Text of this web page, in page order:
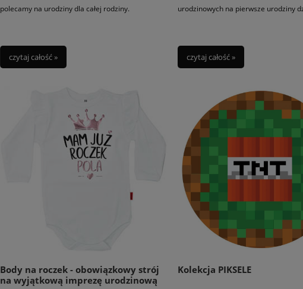
polecamy na urodziny dla całej rodziny.
czytaj całość »
urodzinowych na pierwsze urodziny
czytaj całość »
Body na roczek - obowiązkowy strój
na wyjątkową imprezę urodzinową
Kolekcja PIKSELE